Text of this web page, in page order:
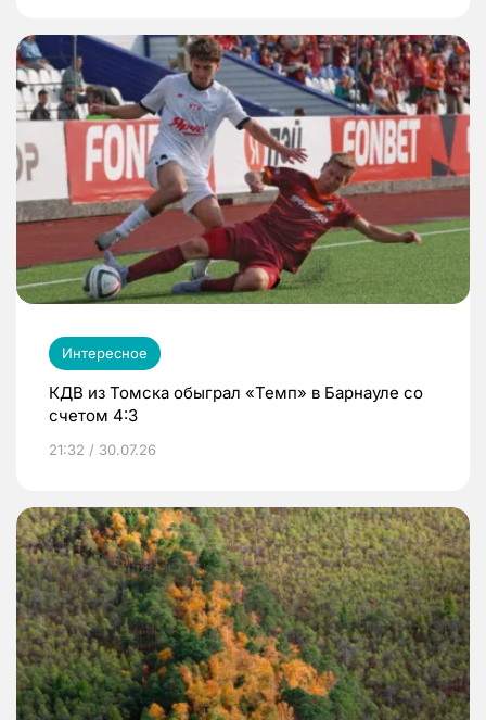
Интересное
КДВ из Томска обыграл «Темп» в Барнауле со
счетом 4:3
21:32 / 30.07.26